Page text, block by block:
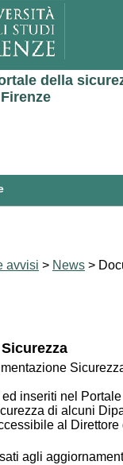
della
avvisi > News >
inseriti nel
di alcuni
al Direttore
agli